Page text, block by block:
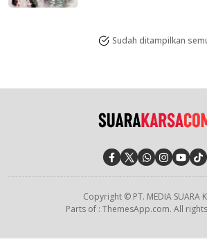
Sudah ditampilkan
Copyright © PT. MEDIA SUARA
Parts of : ThemesApp.com. All